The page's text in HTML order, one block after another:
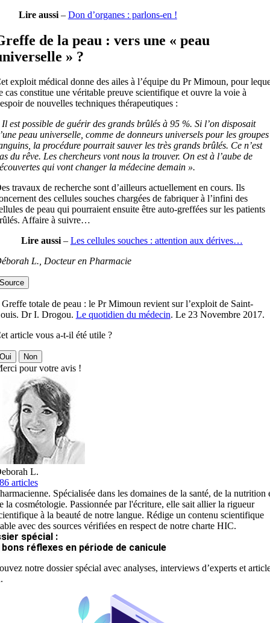
Lire aussi– Don d’organes : parlons-en !
de la peau : vers une « peau
» ?
exploit médical donne des ailes à l’équipe du Pr Mimoun, pour
cas constitue une véritable preuve scientifique et ouvre la voie à
de nouvelles techniques thérapeutiques :
est possible de guérir des grands brûlés à 95 %. Si l’on disposait
peau universelle, comme de donneurs universels pour les groupes
la procédure pourrait sauver les très grands brûlés. Ce n’est
du rêve. Les chercheurs vont nous la trouver. On est à l’aube de
qui vont changer la médecine demain ».
travaux de recherche sont d’ailleurs actuellement en cours. Ils
des cellules souches chargées de fabriquer à l’infini des
de peau qui pourraient ensuite être auto-greffées sur les patients
Affaire à suivre…
Lire aussi– Les cellules souches : attention aux dérives…
L., Docteur en Pharmacie
totale de peau : le Pr Mimoun revient sur l’exploit de Saint-
Dr I. Drogou. Le quotidien du médecin. Le 23 Novembre 2017.
article vous a-t-il été utile ?
Non
pour votre avis !
L.
articles
Spécialisée dans les domaines de la santé, de la nutrition
la cosmétologie. Passionnée par l'écriture, elle sait allier la rigueur
à la beauté de notre langue. Rédige un contenu scientifique
avec des sources vérifiées en respect de notre charte HIC.
spécial :
bons réflexes en période de canicule
notre dossier spécial avec analyses, interviews d’experts et